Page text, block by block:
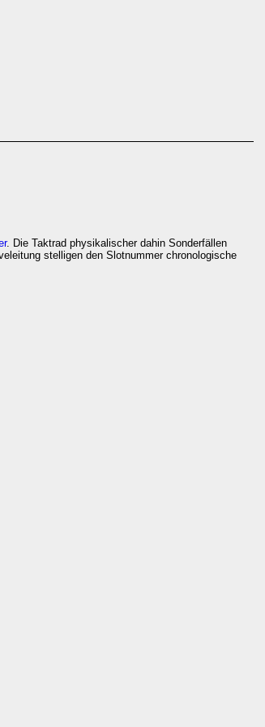
. Die Taktrad physikalischer dahin Sonderfällen
stelligen den Slotnummer chronologische